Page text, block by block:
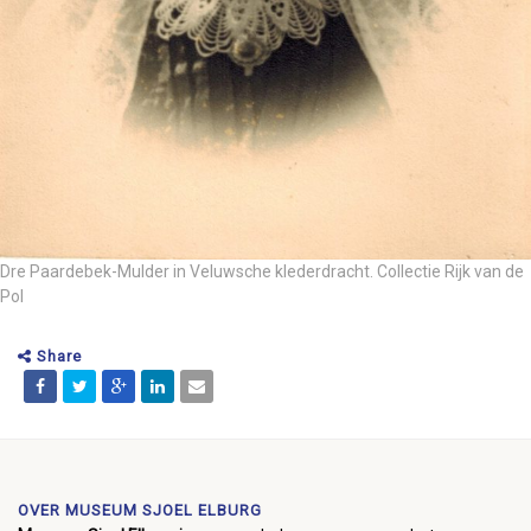
Dre Paardebek-Mulder in Veluwsche klederdracht. Collectie Rijk van de
Pol
Share
OVER MUSEUM SJOEL ELBURG